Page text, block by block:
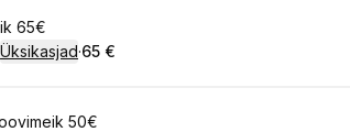
65€
Üksikasjad·
.Hind
65 €
50€